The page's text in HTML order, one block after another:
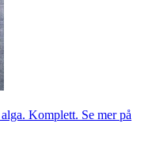
Komplett. Se mer på